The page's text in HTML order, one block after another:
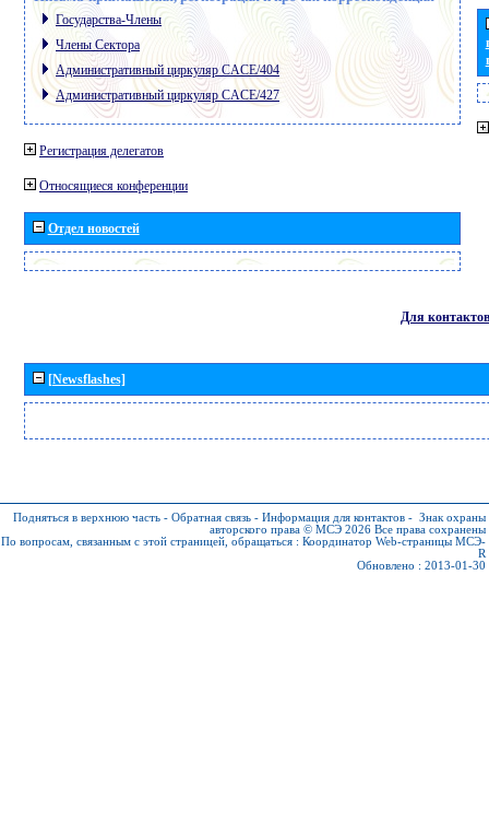
Государства-Члены
Члены Сектора
Административный циркуляр CACE/404
Административный циркуляр CACE/427
Регистрация делегатов
Относящиеся конференции
Отдел новостей
Для контактов
[Newsflashes]
Подняться в верхнюю часть - Обратная связь - Информация для контактов - Знак охраны
авторского права © МСЭ 2026 Все права сохранены
По вопросам, связанным с этой страницей, обращаться : Координатор Web-страницы МСЭ-
R
Обновлено : 2013-01-30